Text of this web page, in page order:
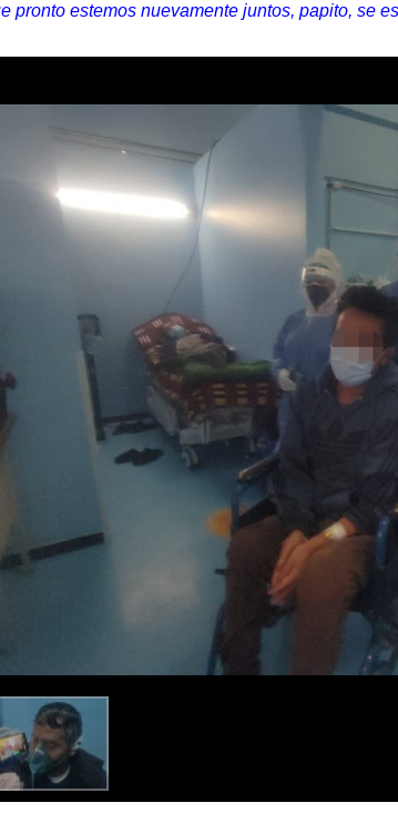
pronto estemos nuevamente juntos, papito, se